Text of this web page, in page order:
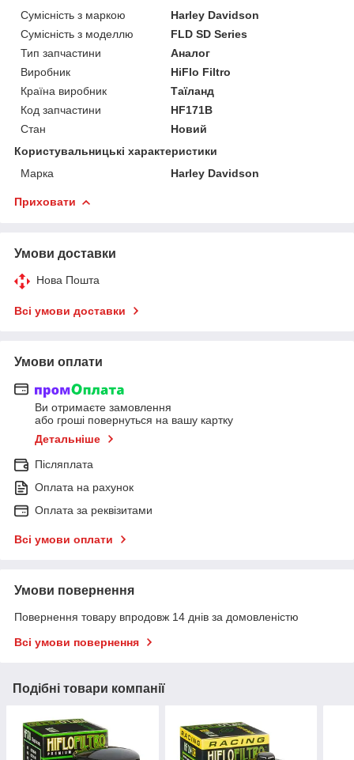
Сумісність з маркою
Harley Davidson
Сумісність з моделлю
FLD SD Series
Тип запчастини
Аналог
Виробник
HiFlo Filtro
Країна виробник
Таїланд
Код запчастини
HF171B
Стан
Новий
Користувальницькі характеристики
Марка
Harley Davidson
Приховати
Умови доставки
Нова Пошта
Всі умови доставки
Умови оплати
Ви отримаєте замовлення
або гроші повернуться на вашу картку
Детальніше
Післяплата
Оплата на рахунок
Оплата за реквізитами
Всі умови оплати
Умови повернення
Повернення товару впродовж 14 днів за домовленістю
Всі умови повернення
Подібні товари компанії